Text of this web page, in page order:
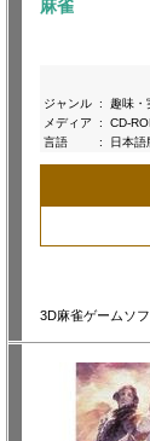
麻雀
ジャンル :
趣味・
メディア
:
CD-
言語
: 日本語
3D麻雀ゲームソフ